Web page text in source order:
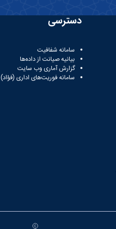
دسترسی
سامانه شفافیت
بیانیه صیانت از داده‌ها
گزارش آماری وب‌ سایت
سامانه فوریت‌های اداری (فؤاد)